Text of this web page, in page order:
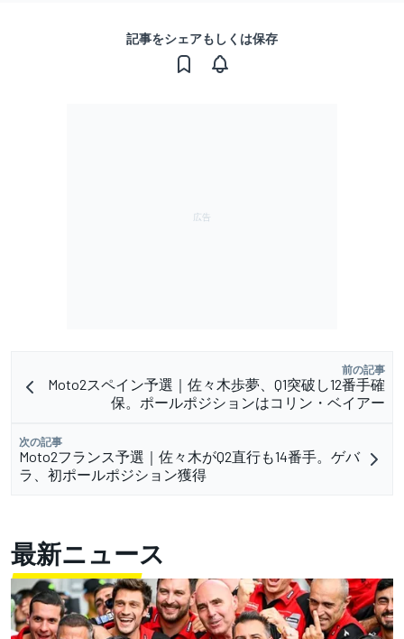
記事をシェアもしくは保存
前の記事
Moto2スペイン予選｜佐々木歩夢、Q1突破し12番手確
保。ポールポジションはコリン・ベイアー
次の記事
Moto2フランス予選｜佐々木がQ2直行も14番手。ゲバ
ラ、初ポールポジション獲得
最新ニュース